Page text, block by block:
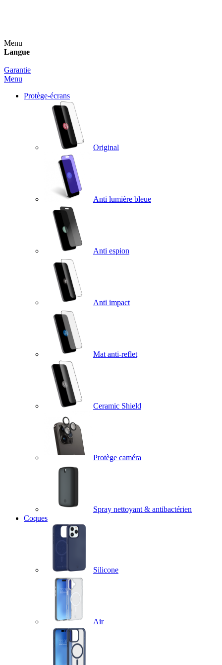
Menu
Langue
Garantie
Menu
Protège-écrans
Original
Anti lumière bleue
Anti espion
Anti impact
Mat anti-reflet
Ceramic Shield
Protège caméra
Spray nettoyant & antibactérien
Coques
Silicone
Air